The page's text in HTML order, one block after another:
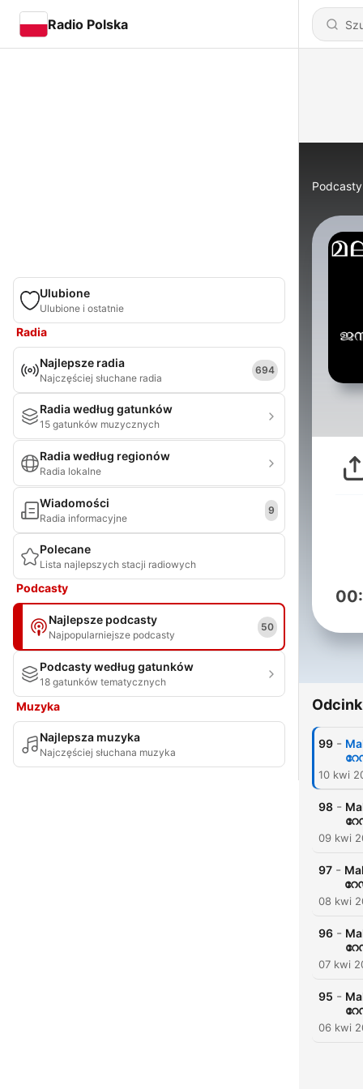
Radio Polska
Ulubione
Ulubione i ostatnie
Radia
Najlepsze radia
Najczęściej słuchane radia
694
Radia według gatunków
15 gatunków muzycznych
Radia według regionów
Radia lokalne
Wiadomości
Radia informacyjne
9
Polecane
Lista najlepszych stacji radiowych
Podcasty
Najlepsze podcasty
Najpopularniejsze podcasty
50
Podcasty według gatunków
18 gatunków tematycznych
Muzyka
Najlepsza muzyka
Najczęściej słuchana muzyka
Podcasty
99 -
10 kwi
98 -
09 kwi
97 -
08 kwi
96 -
07 kwi
95 -
06 kwi